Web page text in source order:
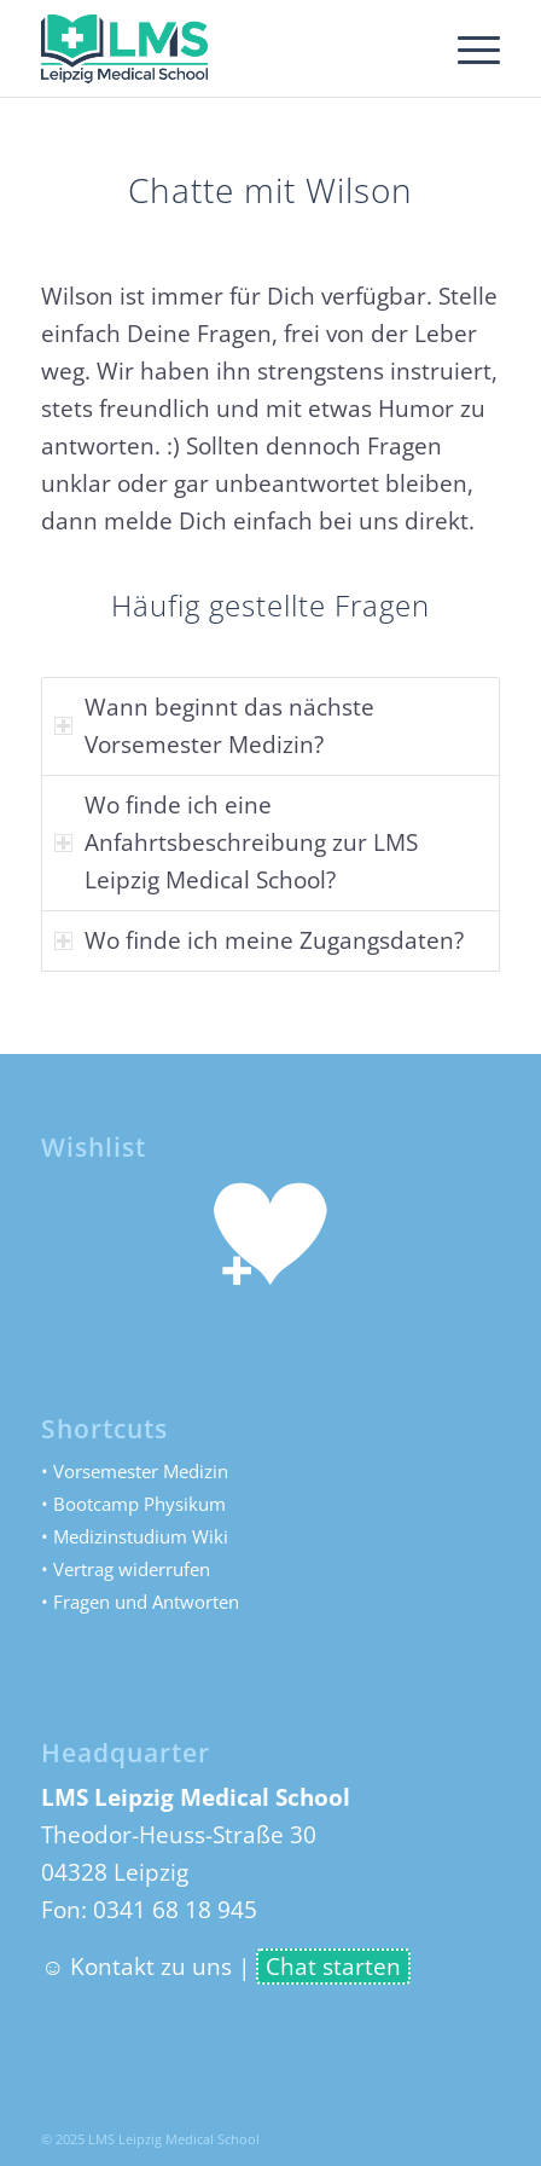
Chatte mit Wilson
Wilson ist immer für Dich verfügbar. Stelle
einfach Deine Fragen, frei von der Leber
weg. Wir haben ihn strengstens instruiert,
stets freundlich und mit etwas Humor zu
antworten. :) Sollten dennoch Fragen
unklar oder gar unbeantwortet bleiben,
dann melde Dich einfach bei uns direkt.
Häufig gestellte Fragen
Wann beginnt das nächste
Vorsemester Medizin?
Wo finde ich eine
Anfahrtsbeschreibung zur LMS
Leipzig Medical School?
Wo finde ich meine Zugangsdaten?
Wishlist
Shortcuts
• Vorsemester Medizin
• Bootcamp Physikum
• Medizinstudium Wiki
• Vertrag widerrufen
• Fragen und Antworten
Headquarter
LMS Leipzig Medical School
Theodor-Heuss-Straße 30
04328 Leipzig
Fon: 0341 68 18 945
☺ Kontakt zu uns | Chat starten
© 2025 LMS Leipzig Medical School